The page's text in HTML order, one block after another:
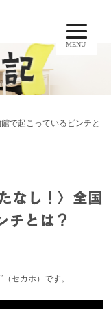
MENU
で起こっているピンチと
なし！〉全国
チとは？
セカホ）です。